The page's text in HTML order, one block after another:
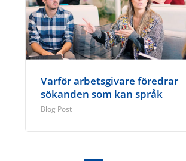
Varför arbetsgivare föredrar
sökanden som kan språk
Blog Post